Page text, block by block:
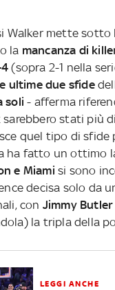
Walker mette sotto
la mancanza di
(sopra 2-1 nella
ultime due sfide
soli - afferma
sarebbero stati più
quel tipo di sfide
ha fatto un ottimo
e Miami si sono
decisa solo da
con Jimmy
la tripla della
LEGGI ANCHE